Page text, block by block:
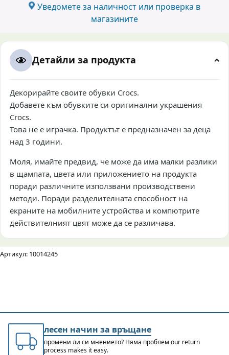
Уведомете за наличност или проверка в
магазините
Детайли за продукта
Декорирайте своите обувки Crocs.
Добавете към обувките си оригинални украшения
Crocs.
Това не е играчка. Продуктът е предназначен за деца
над 3 години.
Моля, имайте предвид, че може да има малки разлики
в щампата, цвета или приложението на продукта
поради различните използвани производствени
методи. Поради разделителната способност на
екраните на мобилните устройства и компютрите
действителният цвят може да се различава.
Артикул: 10014245
лесен начин за връщане
промени ли си мнението? Няма проблем our return
process makes it easy.